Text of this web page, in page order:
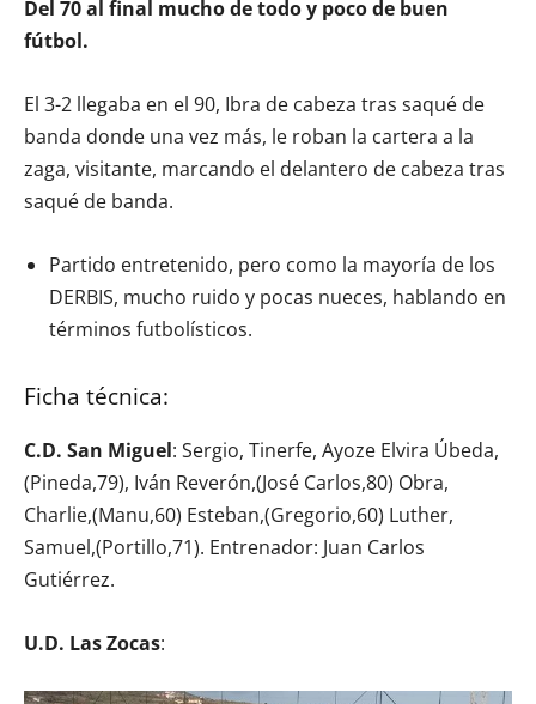
Del 70 al final mucho de todo y poco de buen
fútbol.
El 3-2 llegaba en el 90, Ibra de cabeza tras saqué de
banda donde una vez más, le roban la cartera a la
zaga, visitante, marcando el delantero de cabeza tras
saqué de banda.
Partido entretenido, pero como la mayoría de los
DERBIS, mucho ruido y pocas nueces, hablando en
términos futbolísticos.
Ficha técnica:
C.D. San Miguel: Sergio, Tinerfe, Ayoze Elvira Úbeda,
(Pineda,79), Iván Reverón,(José Carlos,80) Obra,
Charlie,(Manu,60) Esteban,(Gregorio,60) Luther,
Samuel,(Portillo,71). Entrenador: Juan Carlos
Gutiérrez.
U.D. Las Zocas: